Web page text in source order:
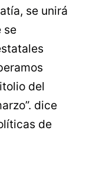
se unirá
se
del
dice
de